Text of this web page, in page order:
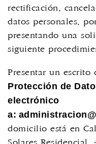
rectificación,
datos personales,
presentando una
siguiente
Presentar un escrito
Protección de
electrónico
a:
domicilio está en